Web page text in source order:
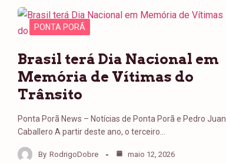
PONTA PORÃ
Brasil terá Dia Nacional em
Memória de Vítimas do
Trânsito
Ponta Porã News – Notícias de Ponta Porã e Pedro Juan
Caballero A partir deste ano, o terceiro…
By RodrigoDobre maio 12, 2026